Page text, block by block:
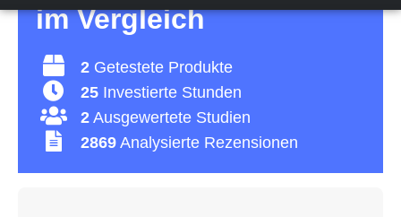
im Vergleich
2 Getestete Produkte
25 Investierte Stunden
2 Ausgewertete Studien
2869 Analysierte Rezensionen